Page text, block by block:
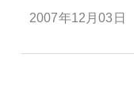
2007年12月03日